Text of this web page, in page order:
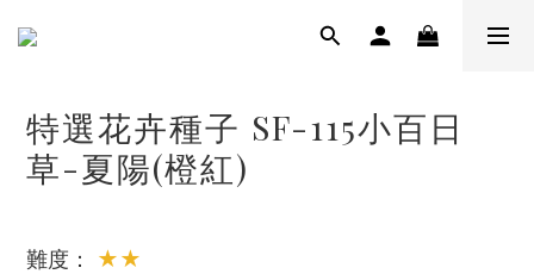
特選花卉種子 SF-115小百日
草-夏陽(橙紅)
難度： ★★